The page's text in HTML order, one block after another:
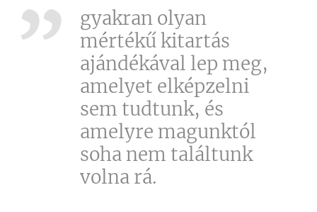
gyakran olyan
mértékű kitartás
ajándékával lep meg,
amelyet elképzelni
sem tudtunk, és
amelyre magunktól
soha nem találtunk
volna rá.